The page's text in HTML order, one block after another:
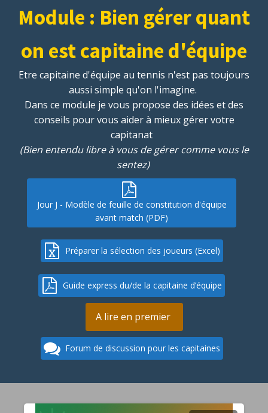
Module : Bien gérer quant
on est capitaine d'équipe
Etre capitaine d'équipe au tennis n'est pas toujours
aussi simple qu'on l'imagine.
Dans ce module je vous propose des idées et des
conseils pour vous aider à mieux gérer votre
capitanat
(Bien entendu libre à vous de gérer comme vous le
sentez)
Jour J - Modèle de feuille de constitution d'équipe
avant match (PDF)
Préparer la sélection des joueurs (Excel)
Guide express du/de la capitaine d’équipe
A lire en premier
Forum de discussion pour les capitaines